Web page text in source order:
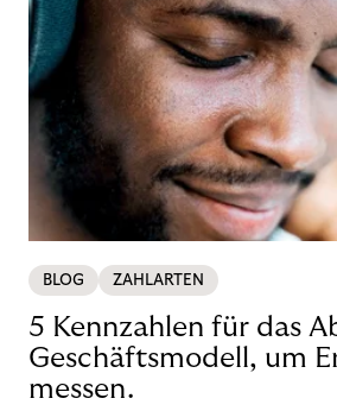
BLOG ZAHLARTEN
5 Kennzahlen für das
Geschäftsmodell, um
messen.